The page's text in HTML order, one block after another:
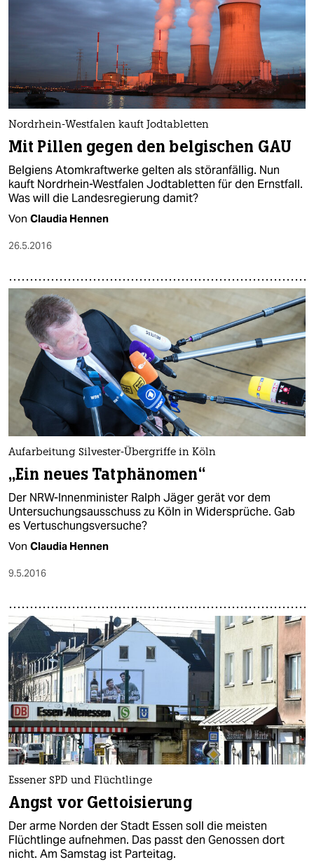
Nordrhein-Westfalen kauft Jodtabletten
Mit Pillen gegen den belgischen GAU
Belgiens Atomkraftwerke gelten als störanfällig. Nun
kauft Nordrhein-Westfalen Jodtabletten für den Ernstfall.
Was will die Landesregierung damit?
Von Claudia Hennen
26.5.2016
Aufarbeitung Silvester-Übergriffe in Köln
„Ein neues Tatphänomen“
Der NRW-Innenminister Ralph Jäger gerät vor dem
Untersuchungsausschuss zu Köln in Widersprüche. Gab
es Vertuschungsversuche?
Von Claudia Hennen
9.5.2016
Essener SPD und Flüchtlinge
Angst vor Gettoisierung
Der arme Norden der Stadt Essen soll die meisten
Flüchtlinge aufnehmen. Das passt den Genossen dort
nicht. Am Samstag ist Parteitag.